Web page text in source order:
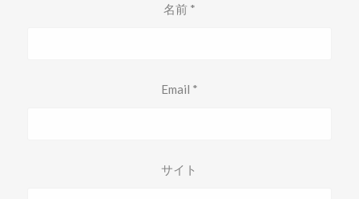
名前 *
Email *
サイト